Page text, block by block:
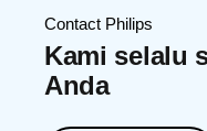
Contact Philips
Kami selalu
Anda